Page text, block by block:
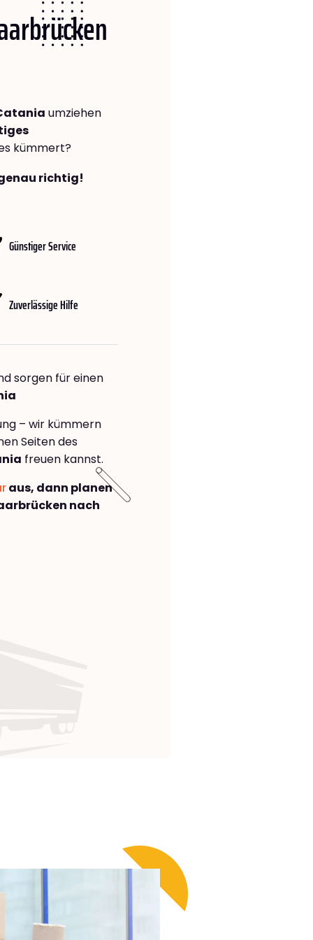
umziehen
kümmert?
richtig!
Günstiger Service
Zuverlässige Hilfe
sorgen für einen
– wir kümmern
Seiten des
freuen kannst.
aus, dann planen
nach